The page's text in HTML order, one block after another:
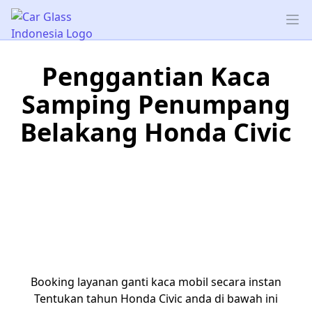
Car Glass Indonesia
Penggantian Kaca
Samping Penumpang
Belakang Honda Civic
Booking layanan ganti kaca mobil secara instan
Tentukan tahun Honda Civic anda di bawah ini